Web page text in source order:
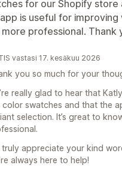
for our Shopify
is useful for
professional.
vastasi 17. kesäkuu 2026
you so much for your
really glad to hear that
color swatches and that the
selection. It’s great to
truly appreciate your kind
always here to help!